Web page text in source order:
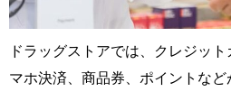
ドラッグストアでは、クレジッ
マホ決済、商品券、ポイントなど